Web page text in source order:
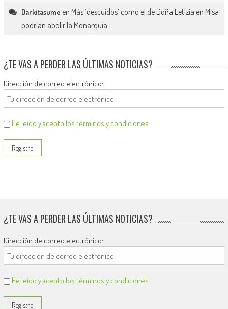
Darkitasume en Más ‘descuidos’ como el de Doña Letizia en Misa
podrían abolir la Monarquía
¿TE VAS A PERDER LAS ÚLTIMAS NOTICIAS?
Dirección de correo electrónico:
He leído y acepto los términos y condiciones
¿TE VAS A PERDER LAS ÚLTIMAS NOTICIAS?
Dirección de correo electrónico:
He leído y acepto los términos y condiciones